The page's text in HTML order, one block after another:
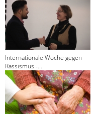
Internationale Woche gegen
Rassismus -...